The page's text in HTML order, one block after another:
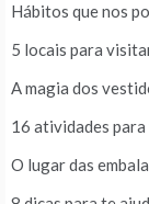
Hábitos que nos
5 locais para
A magia dos
16 atividades para
O lugar das